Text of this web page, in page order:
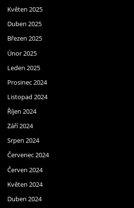
Květen 2025
Duben 2025
Březen 2025
Únor 2025
Leden 2025
Prosinec 2024
Listopad 2024
Říjen 2024
Září 2024
Srpen 2024
Červenec 2024
Červen 2024
Květen 2024
Duben 2024